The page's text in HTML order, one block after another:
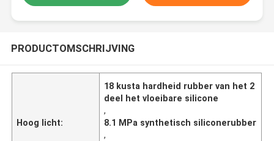
PRODUCTOMSCHRIJVING
Hoog licht:
18 kusta hardheid rubber van het 2
deel het vloeibare silicone
,
8.1 MPa synthetisch siliconerubber
,